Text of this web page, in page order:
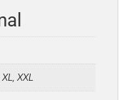
XXL